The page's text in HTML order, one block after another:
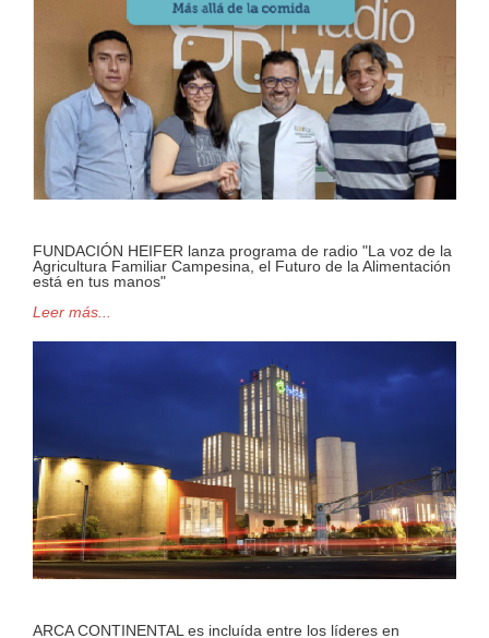
FUNDACIÓN HEIFER lanza programa de radio "La voz de la
Agricultura Familiar Campesina, el Futuro de la Alimentación
está en tus manos"
Leer más...
ARCA CONTINENTAL es incluída entre los líderes en